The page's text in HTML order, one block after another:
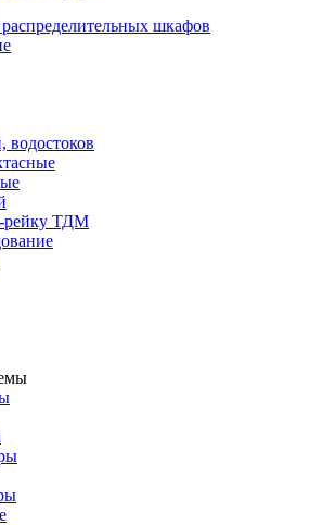
шкафов
водостоков
рейку ТДМ